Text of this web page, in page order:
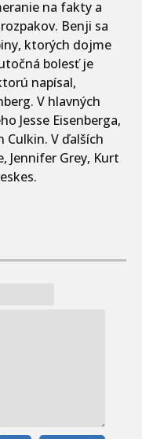
na fakty a
Benji sa
ktorých dojme
bolesť je
napísal,
V hlavných
Jesse Eisenberga,
Culkin. V ďalších
Jennifer Grey, Kurt